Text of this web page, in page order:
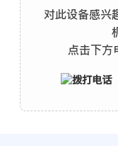
对此设备感兴
点击下方